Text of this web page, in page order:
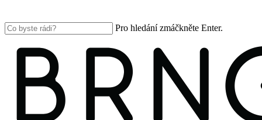
Pro hledání zmáčkněte Enter.
Search